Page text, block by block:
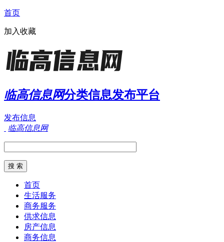
首页
加入收藏
临高信息网分类信息发布平台
发布信息
临高信息网
首页
生活服务
商务服务
供求信息
房产信息
商务信息